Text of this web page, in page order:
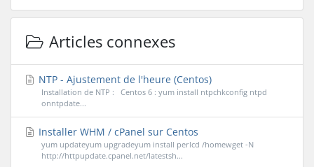
Articles connexes
NTP - Ajustement de l'heure (Centos)
Installation de NTP : Centos 6 : yum install ntpchkconfig ntpd
onntpdate...
Installer WHM / cPanel sur Centos
yum updateyum upgradeyum install perlcd /homewget -N
http://httpupdate.cpanel.net/latestsh...